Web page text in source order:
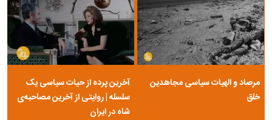
مرصاد و الهیات سیاسی مجاهدین
خلق
آخرین پرده از حیات سیاسی یک
سلسله | روایتی از آخرین مصاحبه‌ی
شاه در ایران